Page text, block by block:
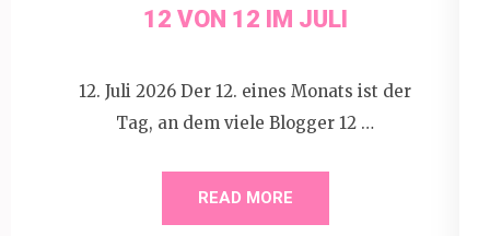
12 VON 12 IM JULI
12. Juli 2026 Der 12. eines Monats ist der
Tag, an dem viele Blogger 12 …
READ MORE